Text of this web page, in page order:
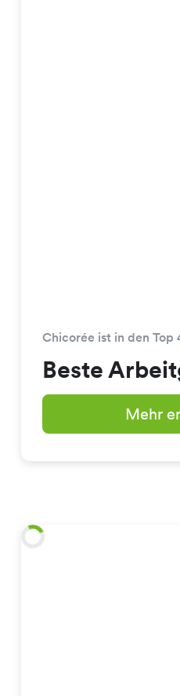
Chicorée ist in den Top
Beste
Mehr